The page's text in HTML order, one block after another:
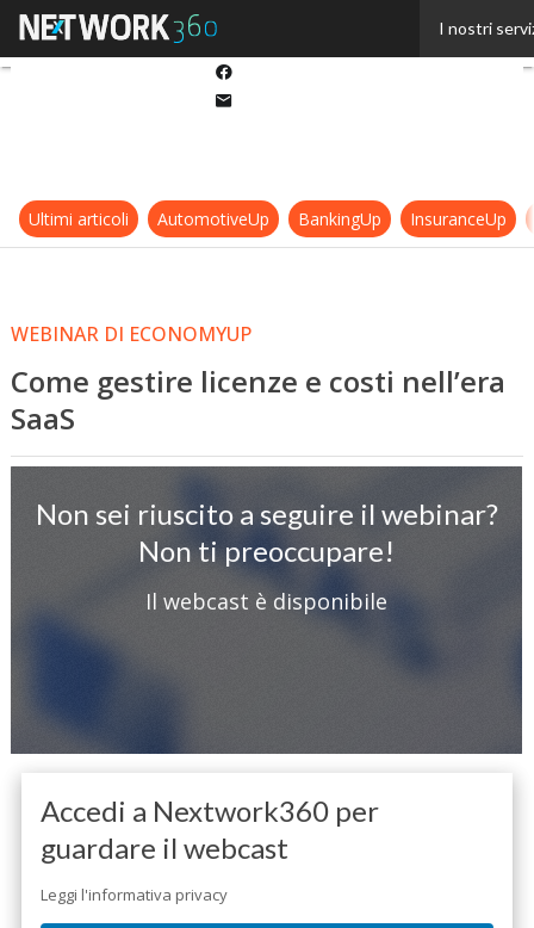
I nostri
Ultimi articoli AutomotiveUp BankingUp InsuranceUp
WEBINAR DI ECONOMYUP
Come gestire licenze e costi nell’era
SaaS
Non sei riuscito a seguire il webinar?
Non ti preoccupare!
Il webcast è disponibile
Accedi a Nextwork360 per
guardare il webcast
Leggi l'informativa privacy